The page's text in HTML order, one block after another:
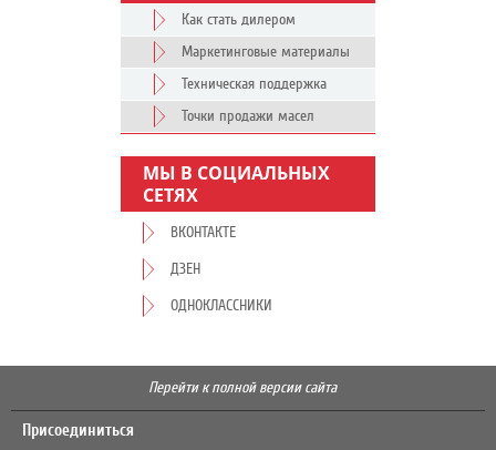
Как стать дилером
Маркетинговые материалы
Техническая поддержка
Точки продажи масел
МЫ В СОЦИАЛЬНЫХ
СЕТЯХ
ВКОНТАКТЕ
ДЗЕН
ОДНОКЛАССНИКИ
Перейти к полной версии сайта
Присоединиться